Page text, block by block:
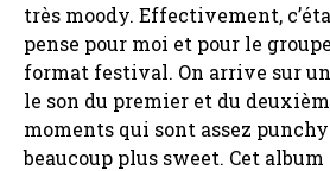
très moody. Effectivement,
pense pour moi et pour le
format festival. On arrive sur
le son du premier et du
moments qui sont assez
beaucoup plus sweet. Cet album